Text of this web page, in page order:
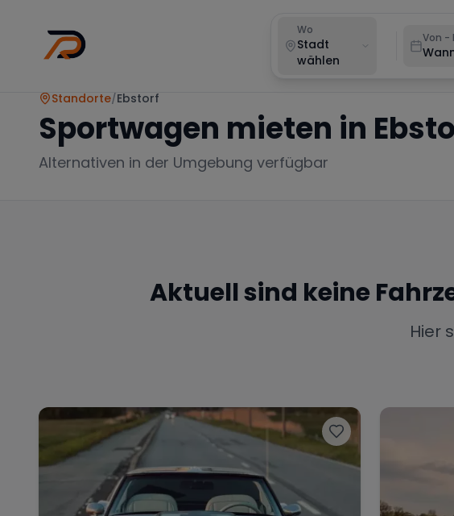
Wo
Stadt
wählen
Von -
Standorte/Ebstorf
Sportwagen mieten in
Alternativen in der Umgebung verfügbar
Aktuell sind keine
Hier